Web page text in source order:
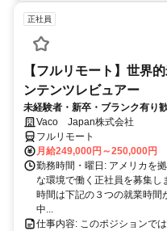
正社員
【フルリモート】世界
ンテンツレビュアー
未経験者・新卒・ブランク有り
完全リモート
Vaco Japan株式会社
フルリモート
月給249,000円～250,000円
勤務時間・曜日: アメリカを
な環境で働く正社員を募集し
時間は下記の３つの就業時間
中...
仕事内容: このポジションで